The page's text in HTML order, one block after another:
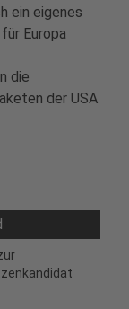
ein eigenes
Europa
die
der USA